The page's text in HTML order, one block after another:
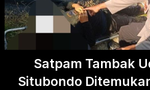
Satpam Tambak
Situbondo